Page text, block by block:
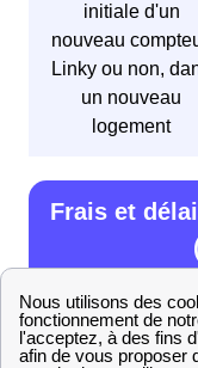
initiale d'un
nouveau
Linky ou non,
un nouveau
logement
Frais et
Type de mise en
service